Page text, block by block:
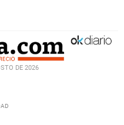
DE 2026